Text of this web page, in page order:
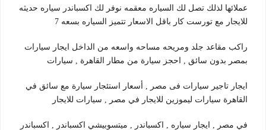
عملائها لذلك تصل لك السياره معقمه نوفر لك اكسباندر سياره حديثه
للايجار مع تورست كار باقل الاسعار تتميز السياره بسعه 7
راكب مقاعد جلد ومريحه مساحه واسعه من الداخل ايجار سيارات
بمصر بدون سائق , احجز سيارة من مطار القاهرة , سيارات
ايجار تاجير سيارات فى مصر , أسعار استئجار سيارة مع سائق في
القاهرة سيارات ليموزين للايجار في مصر , سيارات للايجار
في مصر , ايجار سياره , اكسباندر , ميتسوبيشي اكسباندر , اكسباندر